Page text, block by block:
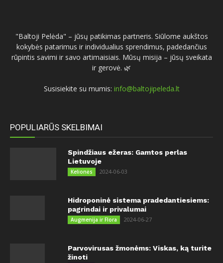
"Baltoji Pelėda" – jūsų patikimas partneris. Siūlome aukštos
kokybės patarimus ir individualius sprendimus, padedančius
rūpintis savimi ir savo artimaisiais. Mūsų misija – jūsų sveikata
ir gerovė. 🌿
Susisiekite su mumis: info@baltojipeleda.lt
POPULIARŪS SKELBIMAI
Spindžiaus ežeras: Gamtos perlas
Lietuvoje
Kelionės 2024-06-03
Hidroponinė sistema pradedantiesiems:
pagrindai ir privalumai
Augmenija ir Flora 2024-06-27
Parvovirusas žmonėms: Viskas, ką turite
žinoti